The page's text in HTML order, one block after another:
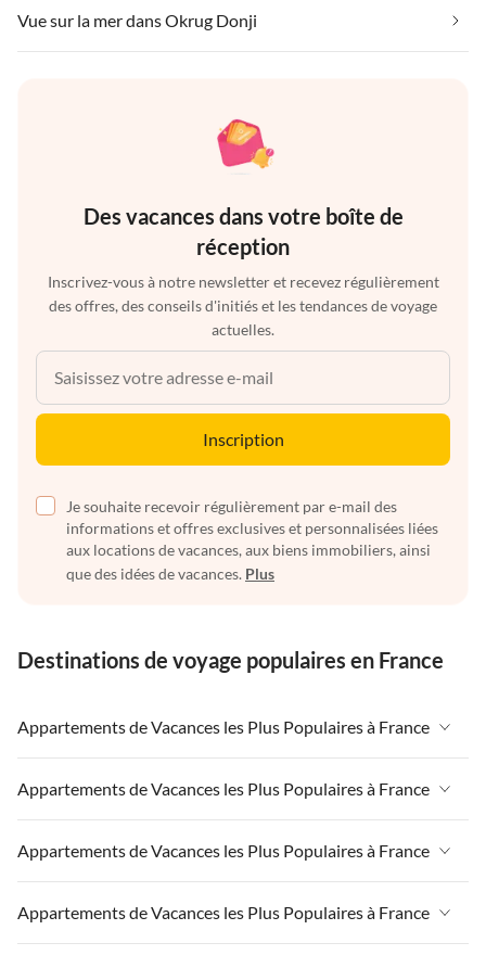
Vue sur la mer dans Okrug Donji
Des vacances dans votre boîte de
réception
Inscrivez-vous à notre newsletter et recevez régulièrement
des offres, des conseils d'initiés et les tendances de voyage
actuelles.
Inscription
Je souhaite recevoir régulièrement par e-mail des
informations et offres exclusives et personnalisées liées
aux locations de vacances, aux biens immobiliers, ainsi
que des idées de vacances. Plus
Destinations de voyage populaires en France
Appartements de Vacances les Plus Populaires à France
Appartements de Vacances à France
Appartements de Vacances à Paris-Ile de France
Appartements de Vacances à Paris
Appartements de Vacances à Côte atlantique
Appartements de Vacances les Plus Populaires à France
Appartements de Vacances à France
Appartements de Vacances à Paris-Ile de France
Appartements de Vacances à Paris
Appartements de Vacances les Plus Populaires à France
Appartements de Vacances à France
Appartements de Vacances à Paris-Ile de France
Appartements de Vacances les Plus Populaires à France